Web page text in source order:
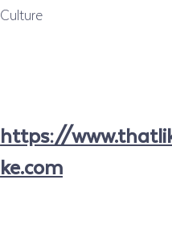
Culture
https://
ke.com